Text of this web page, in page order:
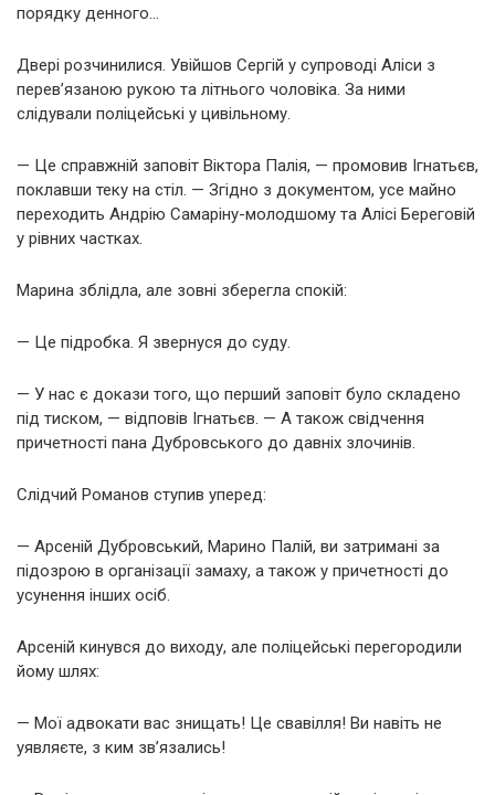
порядку денного…
Двері розчинилися. Увійшов Сергій у супроводі Аліси з
перев’язаною рукою та літнього чоловіка. За ними
слідували поліцейські у цивільному.
— Це справжній заповіт Віктора Палія, — промовив Ігнатьєв,
поклавши теку на стіл. — Згідно з документом, усе майно
переходить Андрію Самаріну-молодшому та Алісі Береговій
у рівних частках.
Марина зблідла, але зовні зберегла спокій:
— Це підробка. Я звернуся до суду.
— У нас є докази того, що перший заповіт було складено
під тиском, — відповів Ігнатьєв. — А також свідчення
причетності пана Дубровського до давніх злочинів.
Слідчий Романов ступив уперед:
— Арсеній Дубровський, Марино Палій, ви затримані за
підозрою в організації замаху, а також у причетності до
усунення інших осіб.
Арсеній кинувся до виходу, але поліцейські перегородили
йому шлях:
— Мої адвокати вас знищать! Це свавілля! Ви навіть не
уявляєте, з ким зв’язались!